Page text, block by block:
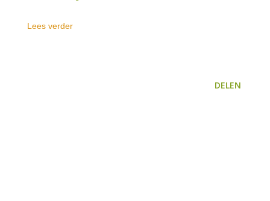
Lees verder
DELEN